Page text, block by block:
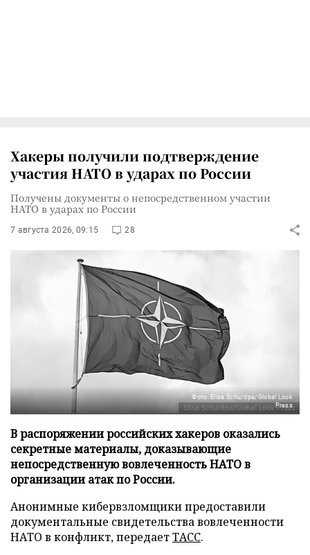
Хакеры получили подтверждение
участия НАТО в ударах по России
Получены документы о непосредственном участии
НАТО в ударах по России
7 августа 2026, 09:15 28
Фото: Elisa Schu/dpa/Global Look
Press
В распоряжении российских хакеров оказались
секретные материалы, доказывающие
непосредственную вовлеченность НАТО в
организации атак по России.
Анонимные кибервзломщики предоставили
документальные свидетельства вовлеченности
НАТО в конфликт, передаетТАСС.